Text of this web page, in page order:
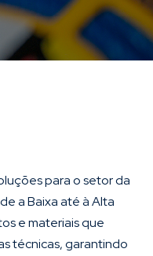
para o setor da
a Baixa até à Alta
e materiais que
técnicas, garantindo